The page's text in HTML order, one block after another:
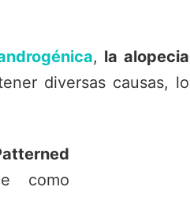
, la alopecia
diversas causas, lo
como